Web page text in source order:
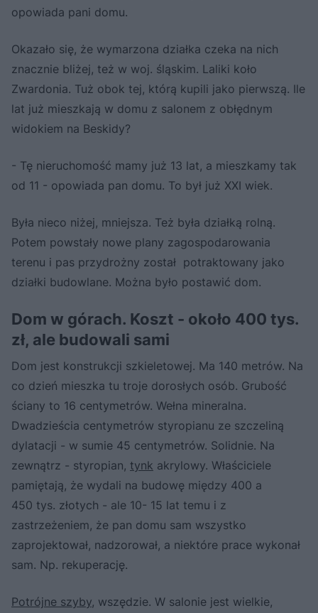
opowiada pani domu.
Okazało się, że wymarzona działka czeka na nich
znacznie bliżej, też w woj. śląskim. Laliki koło
Zwardonia. Tuż obok tej, którą kupili jako pierwszą. Ile
lat już mieszkają w domu z salonem z obłędnym
widokiem na Beskidy?
- Tę nieruchomość mamy już 13 lat, a mieszkamy tak
od 11 - opowiada pan domu. To był już XXI wiek.
Była nieco niżej, mniejsza. Też była działką rolną.
Potem powstały nowe plany zagospodarowania
terenu i pas przydrożny został potraktowany jako
działki budowlane. Można było postawić dom.
Dom w górach. Koszt - około 400 tys.
zł, ale budowali sami
Dom jest konstrukcji szkieletowej. Ma 140 metrów. Na
co dzień mieszka tu troje dorosłych osób. Grubość
ściany to 16 centymetrów. Wełna mineralna.
Dwadzieścia centymetrów styropianu ze szczeliną
dylatacji - w sumie 45 centymetrów. Solidnie. Na
zewnątrz - styropian, tynk akrylowy. Właściciele
pamiętają, że wydali na budowę między 400 a
450 tys. złotych - ale 10- 15 lat temu i z
zastrzeżeniem, że pan domu sam wszystko
zaprojektował, nadzorował, a niektóre prace wykonał
sam. Np. rekuperację.
Potrójne szyby, wszędzie. W salonie jest wielkie,